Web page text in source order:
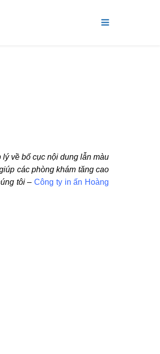
về bố cục nội dung lẫn màu
các phòng khám tăng cao
tôi –Công ty in ấn Hoàng